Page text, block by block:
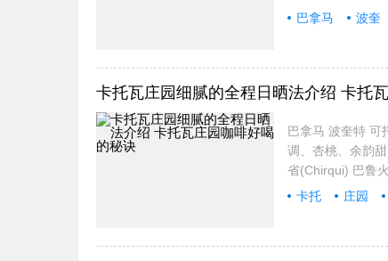
巴拿马 波奎
卡托瓦庄园细腻的全程日晒法介绍 卡托
巴拿马 波奎特 可
调、杏桃、余韵
省(Chirqui) 巴鲁
卡托 庄园